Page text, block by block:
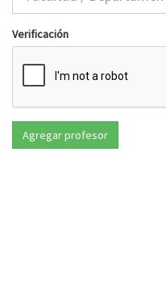
Verificación